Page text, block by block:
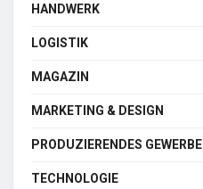
HANDWERK
LOGISTIK
MAGAZIN
MARKETING & DESIGN
PRODUZIERENDES GEWERBE
TECHNOLOGIE